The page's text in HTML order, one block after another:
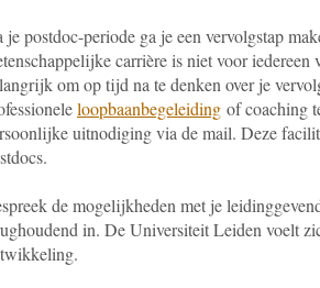
je postdoc-periode ga je een vervolgstap
carrière is niet voor iedereen
om op tijd na te denken over je
loopbaanbegeleiding of coaching
uitnodiging via de mail. Deze
de mogelijkheden met je
in. De Universiteit Leiden voelt